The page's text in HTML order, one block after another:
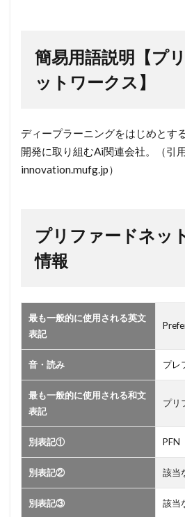
【プ
リフ
ァー
ワー
ク
ス】
リ
ァ
ネ
ッ
ワ
ー
ク
ス
の
情
報
簡易用語説明【プ
ットワークス】
ディープラーニングをはじめとす
開発に取り組むAi関連会社。（引
innovation.mufg.jp）
プリファードネッ
情報
最も一般的に使用される英文
表記
音・読み プレ
最も一般的に使用される和文
表記
プリ
別表記① PFN
別表記② 該当
別表記③ 該当